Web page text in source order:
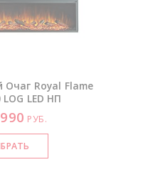
Очаг Royal Flame
LED НП
РУБ.